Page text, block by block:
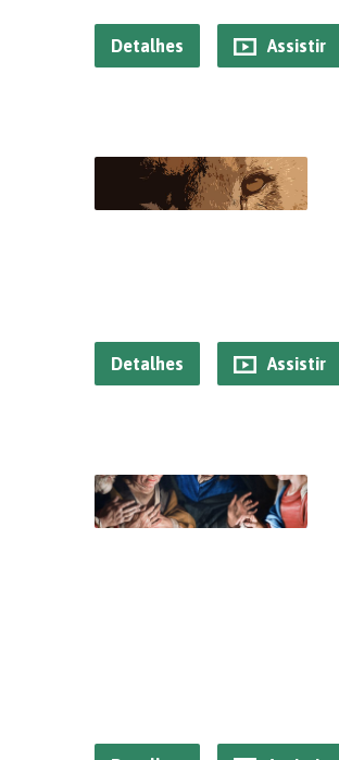
Detalhes Assistir
Detalhes Assistir